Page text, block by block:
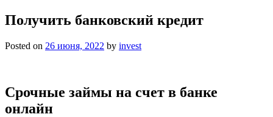
Получить банковский кредит
Posted on 26 июня, 2022 by invest
Срочные займы на счет в банке
онлайн